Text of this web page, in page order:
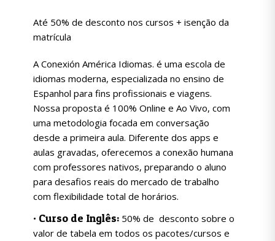
Até 50% de desconto nos cursos + isenção da
matrícula
A Conexión América Idiomas. é uma escola de
idiomas moderna, especializada no ensino de
Espanhol para fins profissionais e viagens.
Nossa proposta é 100% Online e Ao Vivo, com
uma metodologia focada em conversação
desde a primeira aula. Diferente dos apps e
aulas gravadas, oferecemos a conexão humana
com professores nativos, preparando o aluno
para desafios reais do mercado de trabalho
com flexibilidade total de horários.
• Curso de Inglês: 50% de desconto sobre o
valor de tabela em todos os pacotes/cursos e